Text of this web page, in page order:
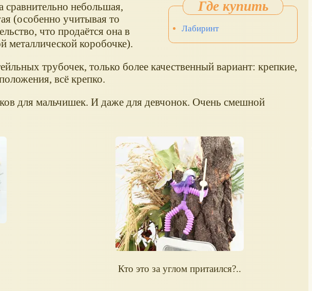
Лабиринт
сравнительно небольшая,
(особенно учитывая то
что продаётся она в
металлической коробочке).
трубочек, только более качественный вариант: крепкие,
всё крепко.
для мальчишек. И даже для девчонок. Очень смешной
Кто это за углом притаился?..